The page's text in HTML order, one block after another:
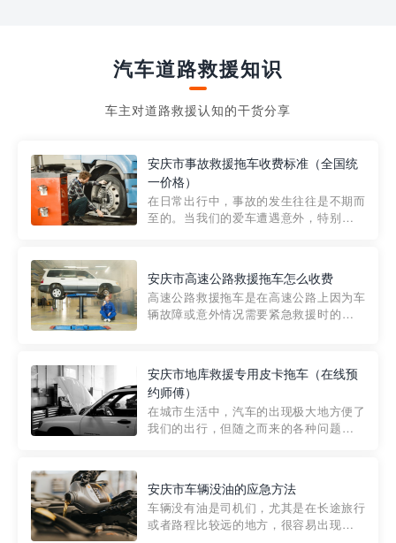
汽车道路救援知识
车主对道路救援认知的干货分享
安庆市事故救援拖车收费标准（全国统
一价格）
在日常出行中，事故的发生往往是不期而
至的。当我们的爱车遭遇意外，特别是在
细解析一下市区事故救援拖车的收费标
准，以及在选用拖车服务时应注...
安庆市高速公路救援拖车怎么收费
高速公路救援拖车是在高速公路上因为车
辆故障或意外情况需要紧急救援时的必备
路救援拖车的收费标准是由当地交通管理
部门制定的。起步价通...
安庆市地库救援专用皮卡拖车（在线预
约师傅）
在城市生活中，汽车的出现极大地方便了
我们的出行，但随之而来的各种问题也让
紧急情况下，我们需要一种高效可靠的救
援方式。而这时，地库救援专...
安庆市车辆没油的应急方法
车辆没有油是司机们，尤其是在长途旅行
或者路程比较远的地方，很容易出现这种